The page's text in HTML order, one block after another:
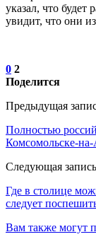
указал, что будет
увидит, что они
0 2
Поделится
Предыдущая
Полностью
Комсомольске-
Следующая запись
Где в столице
следует
Вам также могут